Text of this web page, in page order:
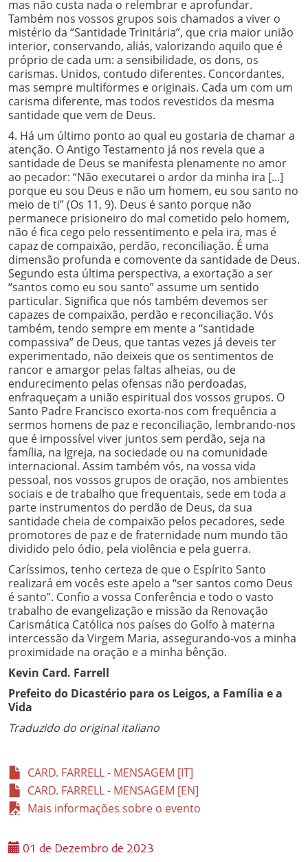
mas não custa nada o relembrar e aprofundar.
Também nos vossos grupos sois chamados a viver o
mistério da “Santidade Trinitária”, que cria maior união
interior, conservando, aliás, valorizando aquilo que é
próprio de cada um: a sensibilidade, os dons, os
carismas. Unidos, contudo diferentes. Concordantes,
mas sempre multiformes e originais. Cada um com um
carisma diferente, mas todos revestidos da mesma
santidade que vem de Deus.
4. Há um último ponto ao qual eu gostaria de chamar a
atenção. O Antigo Testamento já nos revela que a
santidade de Deus se manifesta plenamente no amor
ao pecador: “Não executarei o ardor da minha ira [...]
porque eu sou Deus e não um homem, eu sou santo no
meio de ti” (Os 11, 9). Deus é santo porque não
permanece prisioneiro do mal cometido pelo homem,
não é fica cego pelo ressentimento e pela ira, mas é
capaz de compaixão, perdão, reconciliação. É uma
dimensão profunda e comovente da santidade de Deus.
Segundo esta última perspectiva, a exortação a ser
“santos como eu sou santo” assume um sentido
particular. Significa que nós também devemos ser
capazes de compaixão, perdão e reconciliação. Vós
também, tendo sempre em mente a “santidade
compassiva” de Deus, que tantas vezes já deveis ter
experimentado, não deixeis que os sentimentos de
rancor e amargor pelas faltas alheias, ou de
endurecimento pelas ofensas não perdoadas,
enfraqueçam a união espiritual dos vossos grupos. O
Santo Padre Francisco exorta-nos com frequência a
sermos homens de paz e reconciliação, lembrando-nos
que é impossível viver juntos sem perdão, seja na
família, na Igreja, na sociedade ou na comunidade
internacional. Assim também vós, na vossa vida
pessoal, nos vossos grupos de oração, nos ambientes
sociais e de trabalho que frequentais, sede em toda a
parte instrumentos do perdão de Deus, da sua
santidade cheia de compaixão pelos pecadores, sede
promotores de paz e de fraternidade num mundo tão
dividido pelo ódio, pela violência e pela guerra.
Caríssimos, tenho certeza de que o Espírito Santo
realizará em vocês este apelo a “ser santos como Deus
é santo”. Confio a vossa Conferência e todo o vasto
trabalho de evangelização e missão da Renovação
Carismática Católica nos países do Golfo à materna
intercessão da Virgem Maria, assegurando-vos a minha
proximidade na oração e a minha bênção.
Kevin Card. Farrell
Prefeito do Dicastério para os Leigos, a Família e a
Vida
Traduzido do original italiano
CARD. FARRELL - MENSAGEM [IT]
CARD. FARRELL - MENSAGEM [EN]
Mais informações sobre o evento
01 de Dezembro de 2023